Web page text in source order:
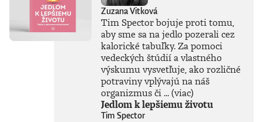
Zuzana Vitková
Tim Spector bojuje proti tomu,
aby sme sa na jedlo pozerali cez
kalorické tabuľky. Za pomoci
vedeckých štúdií a vlastného
výskumu vysvetľuje, ako rozličné
potraviny vplývajú na náš
organizmus či ...(viac)
Jedlom k lepšiemu životu
Tim Spector